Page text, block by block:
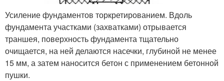
Усиление фундаментов торкретированием. Вдоль
фундамента участками (захватками) отрывается
траншея, поверхность фундамента тщательно
очищается, на ней делаются насечки, глубиной не менее
15 мм, а затем наносится бетон с применением бетонной
пушки.